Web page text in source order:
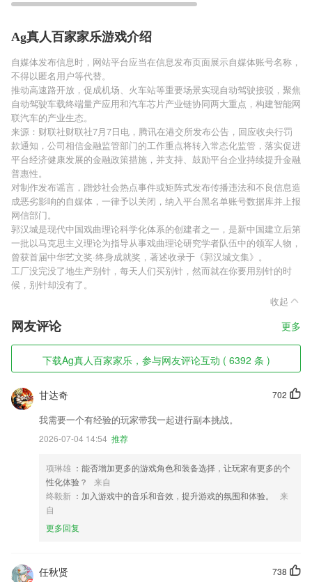
Ag真人百家家乐游戏介绍
自媒体发布信息时，网站平台应当在信息发布页面展示自媒体账号名称，
不得以匿名用户等代替。
推动高速路开放，促成机场、火车站等重要场景实现自动驾驶接驳，聚焦
自动驾驶车载终端量产应用和汽车芯片产业链协同两大重点，构建智能网
联汽车的产业生态。
来源：财联社财联社7月7日电，腾讯在港交所发布公告，回应收央行罚
款通知，公司相信金融监管部门的工作重点将转入常态化监管，落实促进
平台经济健康发展的金融政策措施，并支持、鼓励平台企业持续提升金融
普惠性。
对制作发布谣言，蹭炒社会热点事件或矩阵式发布传播违法和不良信息造
成恶劣影响的自媒体，一律予以关闭，纳入平台黑名单账号数据库并上报
网信部门。
郭汉城是现代中国戏曲理论科学化体系的创建者之一，是新中国建立后第
一批以马克思主义理论为指导从事戏曲理论研究学者队伍中的领军人物，
曾获首届中华艺文奖·终身成就奖，著述收录于《郭汉城文集》。
工厂没完没了地生产别针，每天人们买别针，然而就在你要用别针的时
候，别针却没有了。
收起
网友评论 更多
下载Ag真人百家家乐，参与网友评论互动 ( 6392 条 )
702
甘达奇
我需要一个有经验的玩家带我一起进行副本挑战。
2026-07-04 14:54 推荐
项琳雄 ：能否增加更多的游戏角色和装备选择，让玩家有更多的个
性化体验？
来自
终毅新 ：加入游戏中的音乐和音效，提升游戏的氛围和体验。
来
自
更多回复
738
任秋贤